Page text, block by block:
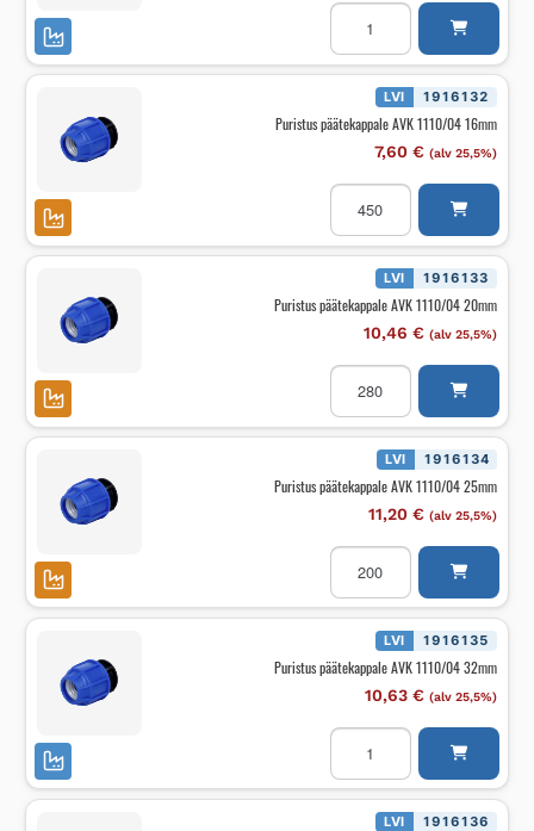
Puristus
päätekappale
1110/04
110mm
määrä LVI 1916132
Puristus päätekappale AVK 1110/04 16mm
7,60 € (alv 25,5%)
Puristus
päätekappale
1110/04
16mm
määrä LVI 1916133
Puristus päätekappale AVK 1110/04 20mm
10,46 € (alv 25,5%)
Puristus
päätekappale
1110/04
20mm
määrä LVI 1916134
Puristus päätekappale AVK 1110/04 25mm
11,20 € (alv 25,5%)
Puristus
päätekappale
1110/04
25mm
määrä LVI 1916135
Puristus päätekappale AVK 1110/04 32mm
10,63 € (alv 25,5%)
Puristus
päätekappale
1110/04
32mm
määrä LVI 1916136